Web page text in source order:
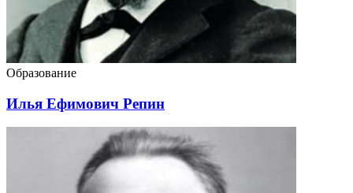
Образование
Илья Ефимович Репин